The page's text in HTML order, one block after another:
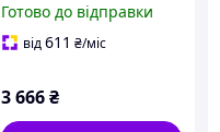
комплект (неіржавка)
(ZM5586)
Готово до відправки
від611 ₴/міс
3 666 ₴